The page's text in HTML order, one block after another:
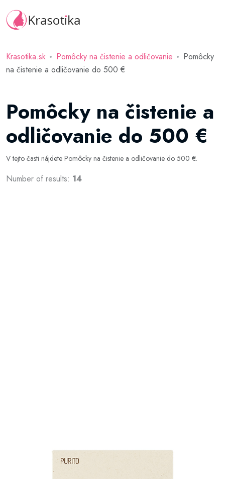
Krasotika.sk Pomôcky na čistenie a odličovanie
Pomôcky
na čistenie a odličovanie do 500 €
Pomôcky na čistenie a
odličovanie do 500 €
V tejto časti nájdete Pomôcky na čistenie a odličovanie do 500 €.
Number of results: 14